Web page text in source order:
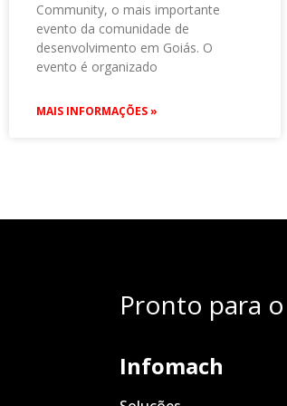
Community, o mais importante
evento da comunidade de
desenvolvimento em Goiás. O
evento é organizado
MAIS INFORMAÇÕES »
Pronto para
Infomach